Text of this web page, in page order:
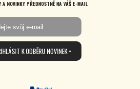
A NOVINKY PŘEDNOSTNĚ NA VÁŠ E-MAIL
K ODBĚRU NOVINEK •